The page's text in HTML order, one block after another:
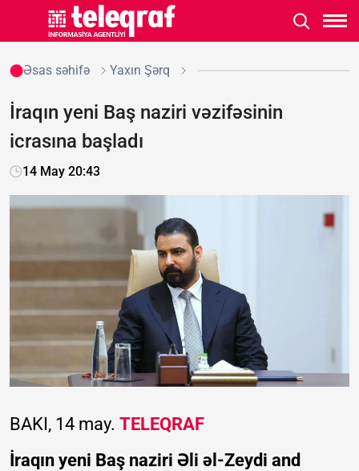
Əsas səhifə Yaxın Şərq
İraqın yeni Baş naziri vəzifəsinin
icrasına başladı
14 May 20:43
BAKI, 14 may. TELEQRAF
İraqın yeni Baş naziri Əli əl-Zeydi and